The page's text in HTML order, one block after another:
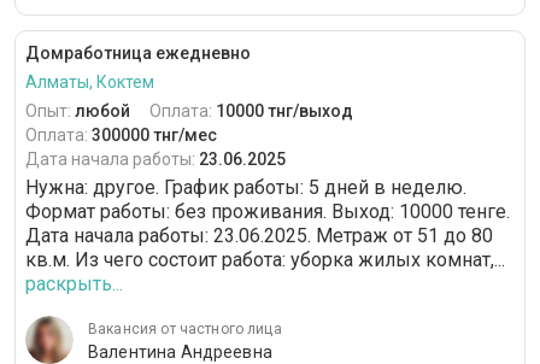
Домработница ежедневно
Алматы, Коктем
Опыт: любой Оплата: 10000 тнг/выход
Оплата: 300000 тнг/мес
Дата начала работы: 23.06.2025
Нужна: другое. График работы: 5 дней в неделю.
Формат работы: без проживания. Выход: 10000 тенге.
Дата начала работы: 23.06.2025. Метраж от 51 до 80
кв.м. Из чего состоит работа: уборка жилых комнат,...
раскрыть...
Вакансия от частного лица
Валентина Андреевна